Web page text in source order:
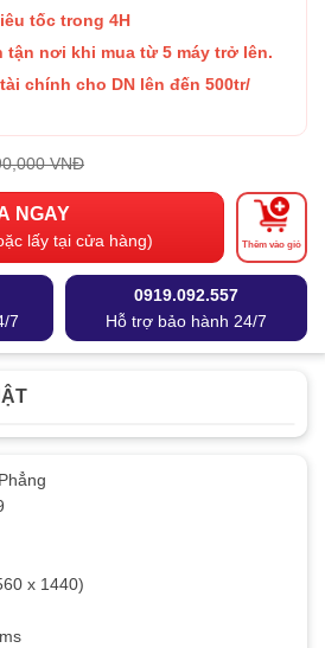
tốc trong 4H
tận nơi khi mua từ 5 máy trở lên.
chính cho DN lên đến 500tr/
VNĐ
NGAY
lấy tại cửa hàng) Thêm vào giỏ
7
0919.092.557
Hỗ trợ bảo hành 24/7
Phẳng
x 1440)